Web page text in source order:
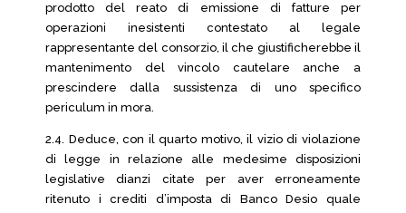
prodotto del reato di emissione di fatture per
operazioni inesistenti contestato al legale
rappresentante del consorzio, il che giustificherebbe il
mantenimento del vincolo cautelare anche a
prescindere dalla sussistenza di uno specifico
periculum in mora.
2.4. Deduce, con il quarto motivo, il vizio di violazione
di legge in relazione alle medesime disposizioni
legislative dianzi citate per aver erroneamente
ritenuto i crediti d’imposta di Banco Desio quale